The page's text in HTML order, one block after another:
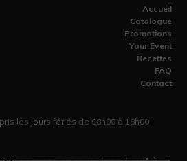
Accueil
Catalogue
Promotions
Your Event
Recettes
FAQ
Contact
les jours fériés de 08h00 à 18h00